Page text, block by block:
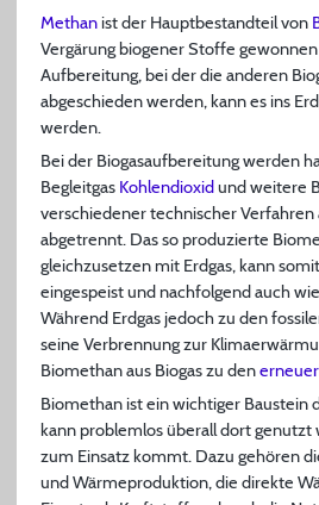
Methanist der Hauptbestandteil von
Vergärung biogener Stoffe
Aufbereitung, bei der die anderen
abgeschieden werden, kann es ins
werden.
Bei der Biogasaufbereitung werden
Begleitgas Kohlendioxidund weitere
verschiedener technischer Verfahren
abgetrennt. Das so produzierte
gleichzusetzen mit Erdgas, kann
eingespeist und nachfolgend auch
Während Erdgas jedoch zu den
seine Verbrennung zur
Biomethan aus Biogas zu den
Biomethan ist ein wichtiger Baustein
kann problemlos überall dort genutzt
zum Einsatz kommt. Dazu gehören
und Wärmeproduktion, die direkte